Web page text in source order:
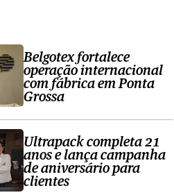
Belgotex fortalece
operação internacional
com fábrica em Ponta
Grossa
Ultrapack completa 21
anos e lança campanha
de aniversário para
clientes